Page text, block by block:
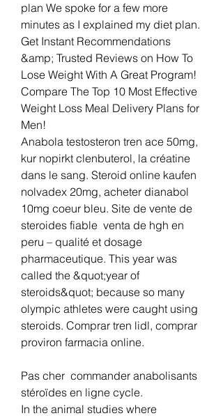
plan We spoke for a few more
minutes as I explained my diet plan.
Get Instant Recommendations
&amp; Trusted Reviews on How To
Lose Weight With A Great Program!
Compare The Top 10 Most Effective
Weight Loss Meal Delivery Plans for
Men!
Anabola testosteron tren ace 50mg,
kur nopirkt clenbuterol, la créatine
dans le sang. Steroid online kaufen
nolvadex 20mg, acheter dianabol
10mg coeur bleu. Site de vente de
steroides fiable  venta de hgh en
peru – qualité et dosage
pharmaceutique. This year was
called the &quot;year of
steroids&quot; because so many
olympic athletes were caught using
steroids. Comprar tren lidl, comprar
proviron farmacia online.
Pas cher  commander anabolisants
stéroïdes en ligne cycle.
In the animal studies where